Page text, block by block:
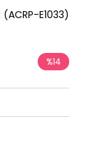
(ACRP-E1033)
%14